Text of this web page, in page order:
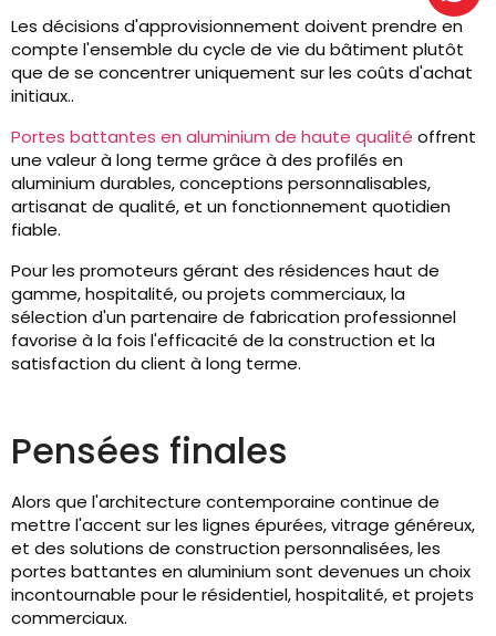
Les décisions d'approvisionnement doivent prendre en
compte l'ensemble du cycle de vie du bâtiment plutôt
que de se concentrer uniquement sur les coûts d'achat
initiaux..
Portes battantes en aluminium de haute qualité offrent
une valeur à long terme grâce à des profilés en
aluminium durables, conceptions personnalisables,
artisanat de qualité, et un fonctionnement quotidien
fiable.
Pour les promoteurs gérant des résidences haut de
gamme, hospitalité, ou projets commerciaux, la
sélection d'un partenaire de fabrication professionnel
favorise à la fois l'efficacité de la construction et la
satisfaction du client à long terme.
Pensées finales
Alors que l'architecture contemporaine continue de
mettre l'accent sur les lignes épurées, vitrage généreux,
et des solutions de construction personnalisées, les
portes battantes en aluminium sont devenues un choix
incontournable pour le résidentiel, hospitalité, et projets
commerciaux.